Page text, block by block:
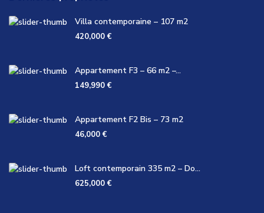
Villa contemporaine – 107 m2
420,000 €
Appartement F3 – 66 m2 –...
149,990 €
Appartement F2 Bis – 73 m2
46,000 €
Loft contemporain 335 m2 – Do...
625,000 €